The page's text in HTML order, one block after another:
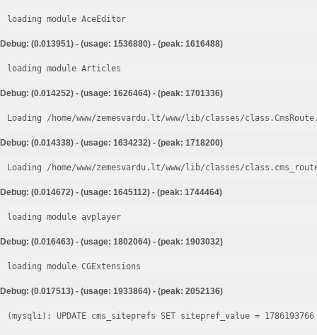
loading module AceEditor
Debug: (0.013951) - (usage: 1536880) - (peak: 1616488)
loading module Articles
Debug: (0.014252) - (usage: 1626464) - (peak: 1701336)
Loading /home/www/zemesvardu.lt/www/lib/classes/
Debug: (0.014338) - (usage: 1634232) - (peak: 1718200)
Loading /home/www/zemesvardu.lt/www/lib/classes/
Debug: (0.014672) - (usage: 1645112) - (peak: 1744464)
loading module avplayer
Debug: (0.016463) - (usage: 1802064) - (peak: 1903032)
loading module CGExtensions
Debug: (0.017513) - (usage: 1933864) - (peak: 2052136)